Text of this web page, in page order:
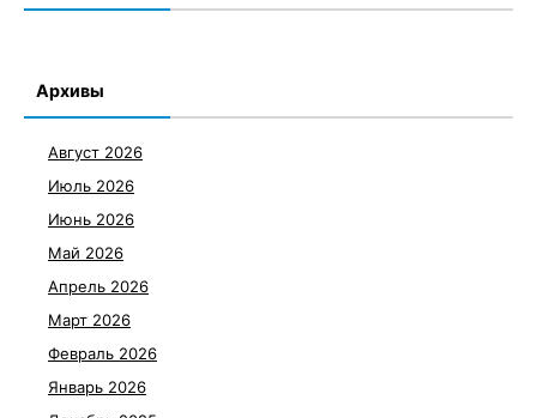
Архивы
Август 2026
Июль 2026
Июнь 2026
Май 2026
Апрель 2026
Март 2026
Февраль 2026
Январь 2026